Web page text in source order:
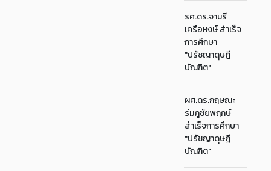
รศ.ดร.จามรี
เครือหงษ์ สำเร็จ
การศึกษา
"ปรัชญาดุษฎี
บัณฑิต"
ผศ.ดร.กฤษณะ
ร่มภูชัยพฤกษ์
สำเร็จการศึกษา
"ปรัชญาดุษฎี
บัณฑิต"